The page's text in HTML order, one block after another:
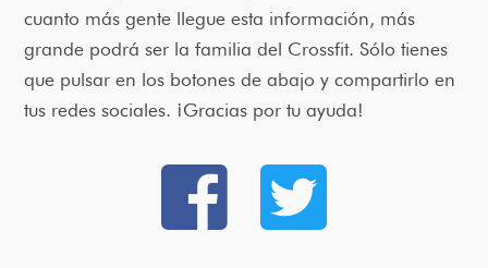
cuanto más gente llegue esta información, más
grande podrá ser la familia del Crossfit. Sólo tienes
que pulsar en los botones de abajo y compartirlo en
tus redes sociales. ¡Gracias por tu ayuda!